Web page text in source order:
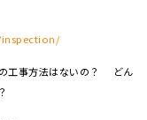
工事方法はないの？ どん